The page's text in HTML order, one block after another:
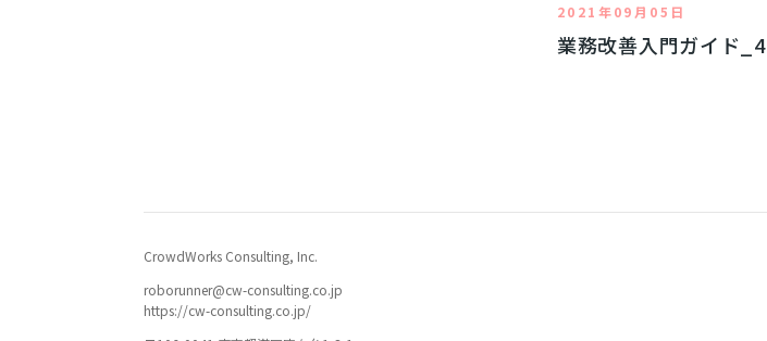
2021年09月05日
業務改善入門ガイド_4
CrowdWorks Consulting, Inc.
roborunner@cw-consulting.co.jp
https://cw-consulting.co.jp/